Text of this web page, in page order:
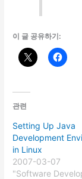
이 글 공유하기:
관련
Setting Up Java
Development
in Linux
2007-03-07
"Software